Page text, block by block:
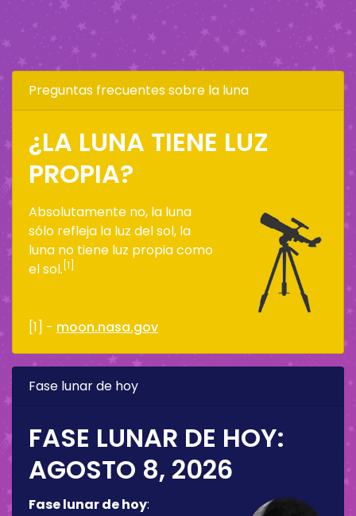
Preguntas frecuentes sobre la luna
¿LA LUNA TIENE LUZ
PROPIA?
Absolutamente no, la luna
sólo refleja la luz del sol, la
luna no tiene luz propia como
el sol. [1]
[1] - moon.nasa.gov
Fase lunar de hoy
FASE LUNAR DE HOY:
AGOSTO 8, 2026
Fase lunar de hoy: